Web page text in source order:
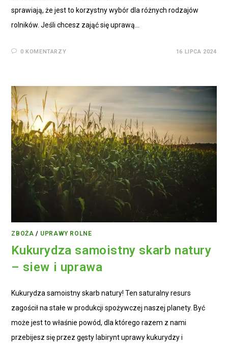
sprawiają, że jest to korzystny wybór dla różnych rodzajów
rolników. Jeśli chcesz zająć się uprawą…
0 KOMENTARZY 16 LIPCA 2024
ZBOŻA / UPRAWY ROLNE
Kukurydza samoistny skarb natury
– siew i uprawa
Kukurydza samoistny skarb natury! Ten saturalny resurs
zagościł na stałe w produkcji spożywczej naszej planety. Być
może jest to właśnie powód, dla którego razem z nami
przebijesz się przez gęsty labirynt uprawy kukurydzy i